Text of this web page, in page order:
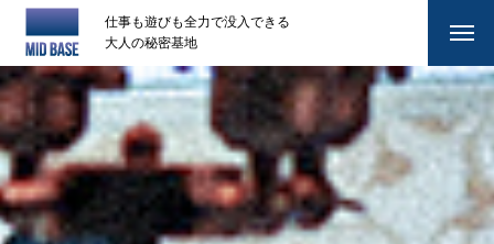
仕事も遊びも全力で没入できる
大人の秘密基地